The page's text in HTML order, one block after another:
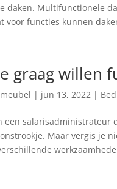
daken. Multifunctionele
voor functies kunnen
graag willen
| jun 13, 2022 |
een salarisadministrateur
Maar vergis je